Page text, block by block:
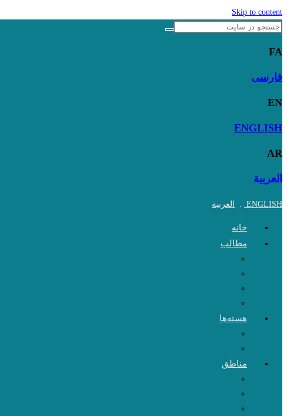
Skip to content
FA
فارسی
EN
ENGLISH
AR
العربية
ENGLISH
. العربية
خانه
مطالب
هسته‌ها
مناطق